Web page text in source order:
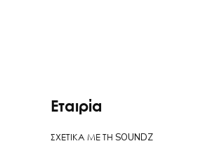
Εταιρία
ΣΧΕΤΙΚΑ ΜΕ ΤΗ SOUNDZ